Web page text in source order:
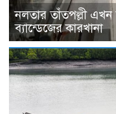
নলতার তাঁতপল্লী এখন
ব্যান্ডেজের কারখানা